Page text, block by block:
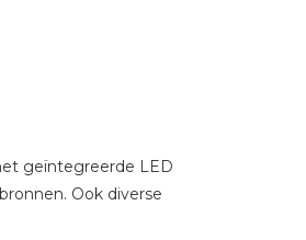
geïntegreerde LED
Ook diverse